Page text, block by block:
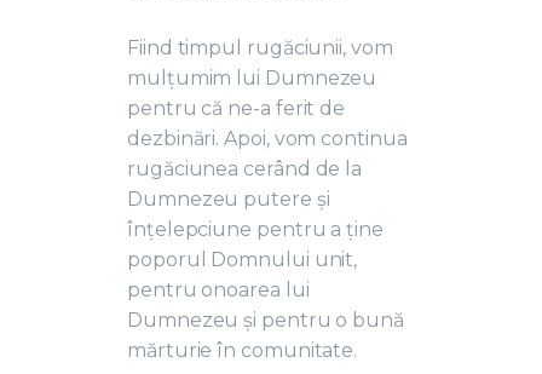
Fiind timpul rugăciunii, vom
mulțumim lui Dumnezeu
pentru că ne-a ferit de
dezbinări. Apoi, vom continua
rugăciunea cerând de la
Dumnezeu putere și
înțelepciune pentru a ține
poporul Domnului unit,
pentru onoarea lui
Dumnezeu și pentru o bună
mărturie în comunitate.